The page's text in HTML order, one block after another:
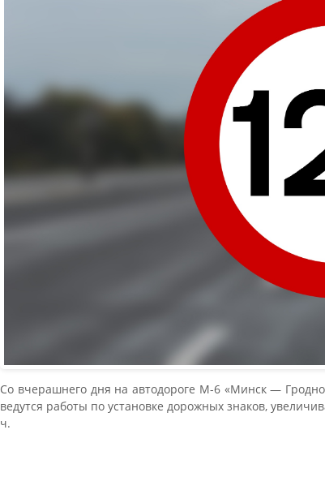
Со вчерашнего дня на автодороге М-6 «Минск —
ведутся работы по установке дорожных знаков,
ч.